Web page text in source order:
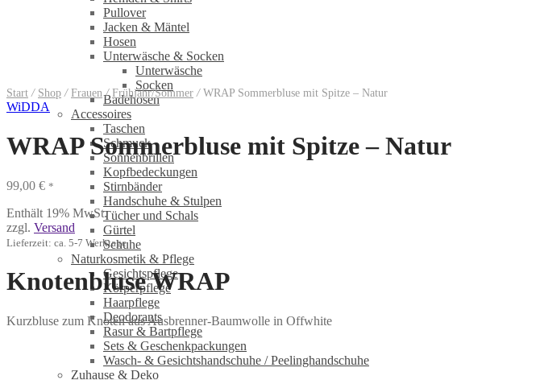
Pullover
Jacken & Mäntel
Hosen
Unterwäsche & Socken
Unterwäsche
Socken
Badehosen
Accessoires
Taschen
Schmuck
Sonnenbrillen
Kopfbedeckungen
Stirnbänder
Handschuhe & Stulpen
Tücher und Schals
Gürtel
Schuhe
Naturkosmetik & Pflege
Gesichtspflege
Körperpflege
Haarpflege
Deodorants
Rasur & Bartpflege
Sets & Geschenkpackungen
Wasch‑ & Gesichtshandschuhe / Peelinghandschuhe
Zuhause & Deko
Start / Shop / Frauen / Frühjahr/Sommer /WRAP Sommerbluse mit Spitze – Natur
WiDDA
WRAP Sommerbluse mit Spitze – Natur
99,00 € *
Enthält 19% MwSt.
zzgl. Versand
Lieferzeit: ca. 5-7 Werktage
Knotenbluse WRAP
Kurzbluse zum Knoten aus Ausbrenner-Baumwolle in Offwhite